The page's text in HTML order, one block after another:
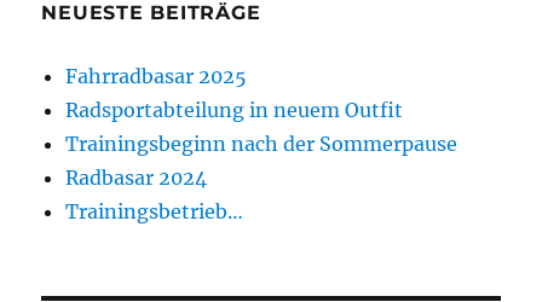
NEUESTE BEITRÄGE
Fahrradbasar 2025
Radsportabteilung in neuem Outfit
Trainingsbeginn nach der Sommerpause
Radbasar 2024
Trainingsbetrieb…